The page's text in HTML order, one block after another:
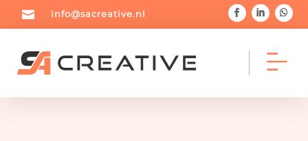
 info@sacreative.nl